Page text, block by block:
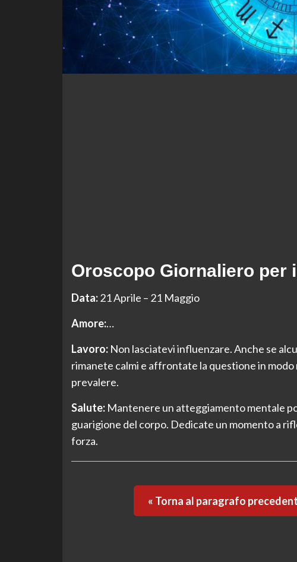
Oroscopo Giornaliero per
Data:21 Aprile – 21 Maggio
Amore:…
Lavoro:Non lasciatevi influenzare. Anche se
rimanete calmi e affrontate la questione in
prevalere.
Salute:Mantenere un atteggiamento mentale
guarigione del corpo. Dedicate un momento a
forza.
« Torna al paragrafo